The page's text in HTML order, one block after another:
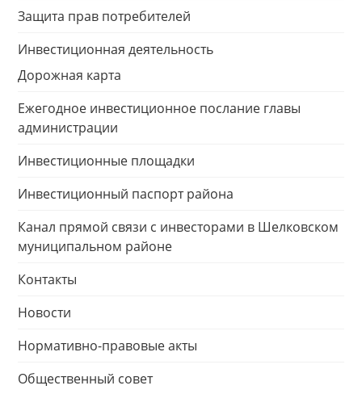
Защита прав потребителей
Инвестиционная деятельность
Дорожная карта
Ежегодное инвестиционное послание главы
администрации
Инвестиционные площадки
Инвестиционный паспорт района
Канал прямой связи с инвесторами в Шелковском
муниципальном районе
Контакты
Новости
Нормативно-правовые акты
Общественный совет